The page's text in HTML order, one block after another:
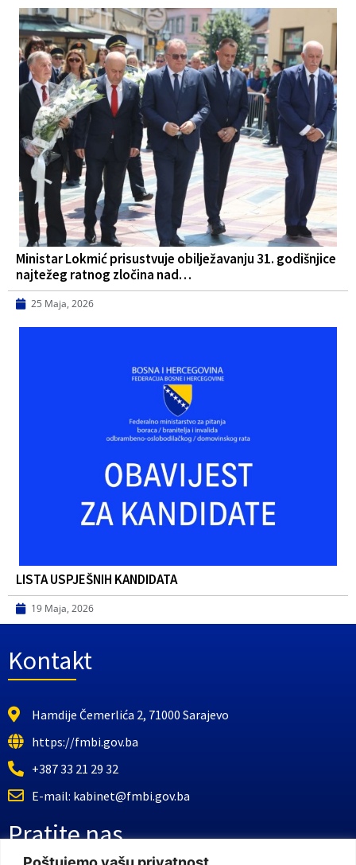
Ministar Lokmić prisustvuje obilježavanju 31. godišnjice
najtežeg ratnog zločina nad…
25 Maja, 2026
LISTA USPJEŠNIH KANDIDATA
19 Maja, 2026
Kontakt
Hamdije Čemerlića 2, 71000 Sarajevo
https://fmbi.gov.ba
+387 33 21 29 32
E-mail: kabinet@fmbi.gov.ba
Pratite nas